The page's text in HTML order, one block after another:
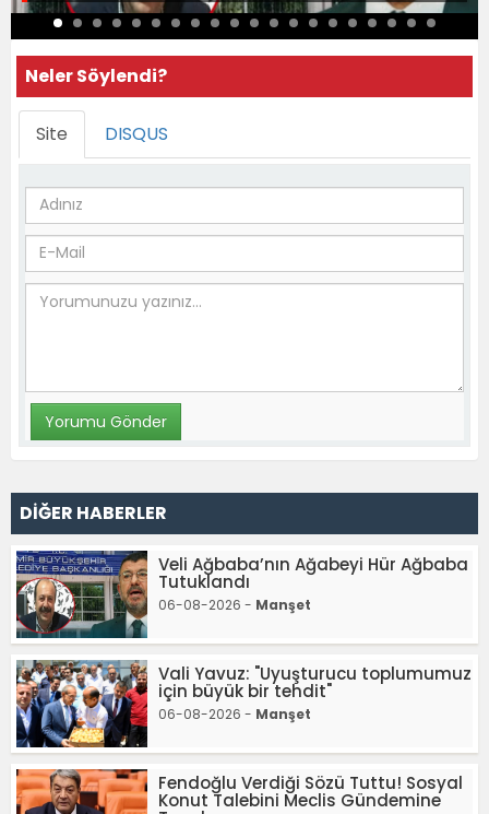
Neler Söylendi?
Site DISQUS
DİĞER HABERLER
Veli Ağbaba’nın Ağabeyi Hür Ağbaba
Tutuklandı
06-08-2026 - Manşet
Vali Yavuz: "Uyuşturucu toplumumuz
için büyük bir tehdit"
06-08-2026 - Manşet
Fendoğlu Verdiği Sözü Tuttu! Sosyal
Konut Talebini Meclis Gündemine